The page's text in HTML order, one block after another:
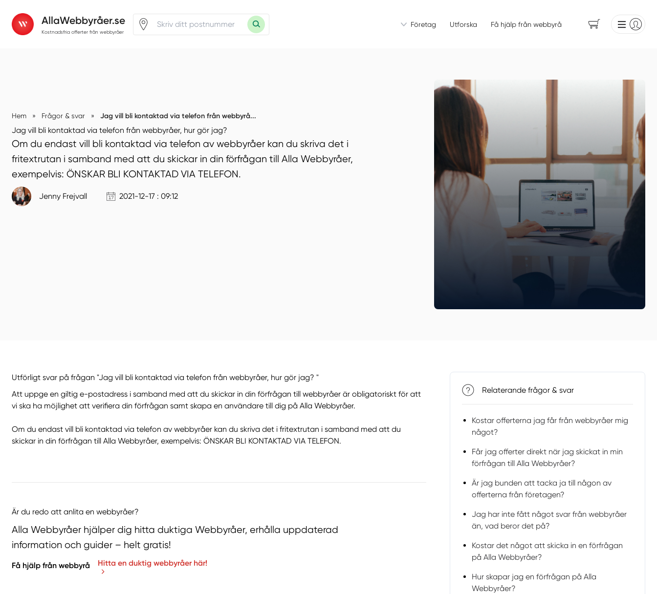
AllaWebbyråer.se
Kostnadsfria offerter från webbyråer
Företag Utforska Få hjälp från webbyrå
Hem » Frågor & svar » Jag vill bli kontaktad via telefon från webbyrå...
Jag vill bli kontaktad via telefon från webbyråer, hur gör jag?
Om du endast vill bli kontaktad via telefon av webbyråer kan du skriva det i
fritextrutan i samband med att du skickar in din förfrågan till Alla Webbyråer,
exempelvis: ÖNSKAR BLI KONTAKTAD VIA TELEFON.
Jenny Frejvall 2021-12-17 : 09:12
Utförligt svar på frågan "Jag vill bli kontaktad via telefon från webbyråer, hur gör jag? "
Att uppge en giltig e-postadress i samband med att du skickar in din förfrågan till webbyråer är obligatoriskt för att
vi ska ha möjlighet att verifiera din förfrågan samt skapa en användare till dig på Alla Webbyråer.
Om du endast vill bli kontaktad via telefon av webbyråer kan du skriva det i fritextrutan i samband med att du
skickar in din förfrågan till Alla Webbyråer, exempelvis: ÖNSKAR BLI KONTAKTAD VIA TELEFON.
Är du redo att anlita en webbyråer?
Alla Webbyråer hjälper dig hitta duktiga Webbyråer, erhålla uppdaterad
information och guider – helt gratis!
Få hjälp från webbyrå Hitta en duktig webbyråer här!
Relaterande frågor & svar
Kostar offerterna jag får från webbyråer mig
något?
Får jag offerter direkt när jag skickat in min
förfrågan till Alla Webbyråer?
Är jag bunden att tacka ja till någon av
offerterna från företagen?
Jag har inte fått något svar från webbyråer
än, vad beror det på?
Kostar det något att skicka in en förfrågan
på Alla Webbyråer?
Hur skapar jag en förfrågan på Alla
Webbyråer?